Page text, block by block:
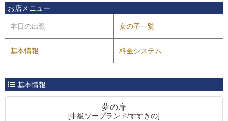
お店メニュー
本日の出勤
女の子一覧
基本情報 料金システム
基本情報
夢の扉
[中級ソープランド/すすきの]